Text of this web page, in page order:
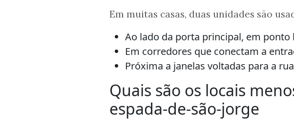
Em muitas casas, duas unidades são
Ao lado da porta principal, em ponto
Em corredores que conectam a
Próxima a janelas voltadas para a
Quais são os locais
espada-de-são-jorge